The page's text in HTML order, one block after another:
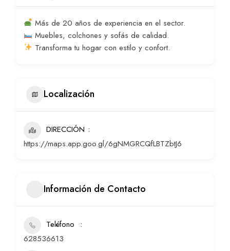
Más de 20 años de experiencia en el sector.
Muebles, colchones y sofás de calidad.
Transforma tu hogar con estilo y confort.
Localización
DIRECCIÓN
https://maps.app.goo.gl/6gNMGRCQfLBTZbtJ6
Información de Contacto
Teléfono
628536613